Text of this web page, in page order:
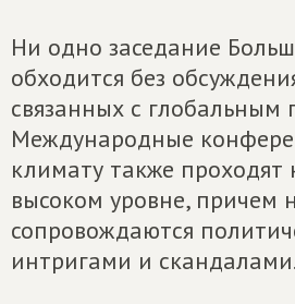
Ни одно заседание
обходится без
связанных с глобальным
Международные
климату также проходят
высоком уровне, причем
сопровождаются
интригами и